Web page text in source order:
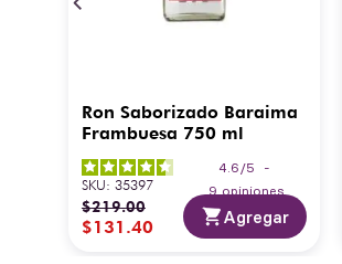
Ron Saborizado Baraima
Frambuesa 750 ml
4.6 /5
-
9 opiniones
SKU: 35397
$219.00
$131 .40 Agregar